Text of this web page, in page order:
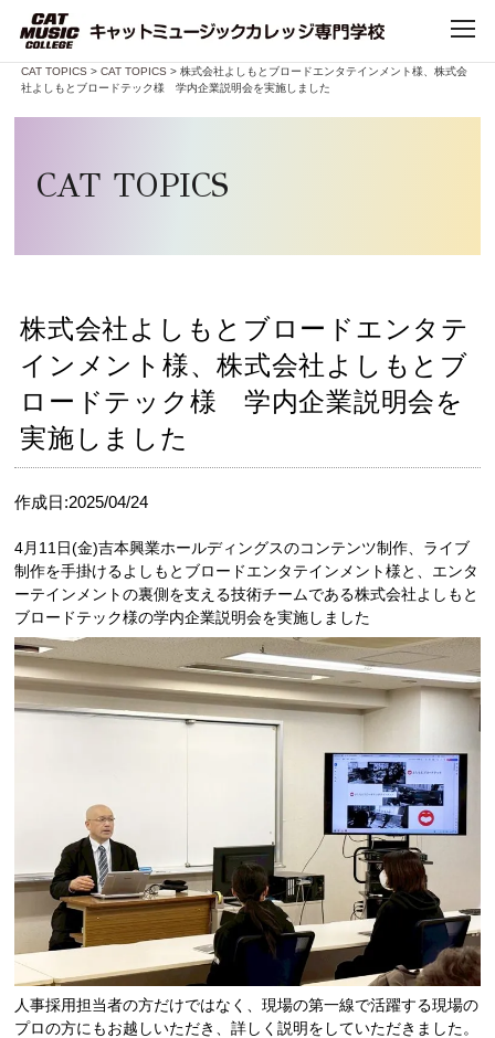
デビュー・就職
キャンパスライフ
CATに入学するには
オープンキャンパス
アクセス
資料請求
大学・短大・社会人の方へ
留学生の方へ
保護者の方へ
人材発掘担当の方へ
CAT TOPICS >CAT TOPICS > 株式会社よしもとブロードエンタテインメント様、株式会
社よしもとブロードテック様 学内企業説明会を実施しました
CAT TOPICS
株式会社よしもとブロードエンタテ
インメント様、株式会社よしもとブ
ロードテック様 学内企業説明会を
実施しました
作成日:2025/04/24
4月11日(金)吉本興業ホールディングスのコンテンツ制作、ライブ
制作を手掛けるよしもとブロードエンタテインメント様と、エンタ
ーテインメントの裏側を支える技術チームである株式会社よしもと
ブロードテック様の学内企業説明会を実施しました
人事採用担当者の方だけではなく、現場の第一線で活躍する現場の
プロの方にもお越しいただき、詳しく説明をしていただきました。